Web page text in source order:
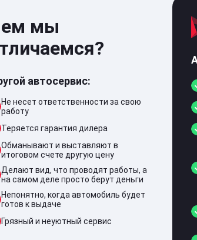
мы
автосервис:
Не несет ответственности за свою
работу
Теряется гарантия дилера
Обманывают и выставляют в
итоговом счете другую цену
Делают вид, что проводят работы, а
на самом деле просто берут деньги
Непонятно, когда автомобиль будет
готов к выдаче
Грязный и неуютный сервис